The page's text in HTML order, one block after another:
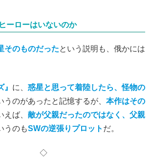
ーローはいないのか
そのものだったという説明も、俄かには
に、 惑星と思って着陸したら、怪物の
うのがあったと記憶するが、 本作はその
えば、 敵が父親だったのではなく、父親
うのもSWの逆張りプロット だ。
◇